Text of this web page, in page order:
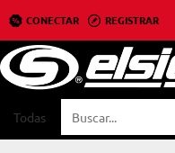
CONECTAR REGISTRAR
Todas
Buscar...